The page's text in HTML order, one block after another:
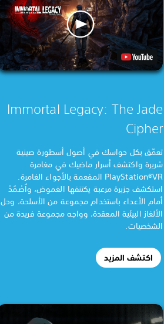
Immortal Legacy: The Jade
Cipher
تعمّق بكل حواسك في أصول أسطورة صينية
شريرة واكتشف أسرار ماضيك في مغامرة
PlayStation®VR المفعمة بالأجواء الغامرة.
استكشف جزيرة مرعبة يكتنفها الغموض، واُصْمُدْ
أمام الأعداء باستخدام مجموعة من الأسلحة، وحل
الألغاز البيئية المعقدة، وواجه مجموعة فريدة من
الشخصيات.
اكتشف المزيد